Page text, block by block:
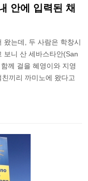
안에 입력된 채
왔는데, 두 사람은 학창시
보니 산 세바스타안(San
께 걸을 혜영이와 지영
끼리 까미노에 왔다고